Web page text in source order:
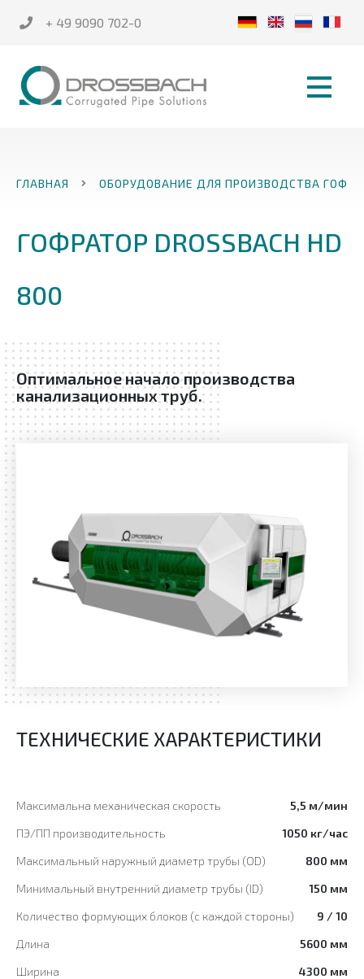
+ 49 9090 702-0
ГЛАВНАЯ ОБОРУДОВАНИЕ ДЛЯ ПРОИЗВОДСТВА
ГОФРАТОР DROSSBACH HD
800
Оптимальное начало производства
канализационных труб.
ТЕХНИЧЕСКИЕ ХАРАКТЕРИСТИКИ
Максимальна механическая скорость
5,5 м/мин
ПЭ/ПП производительность
1050 кг/час
Максимальный наружный диаметр трубы (OD)
800 мм
Минимальный внутренний диаметр трубы (ID)
150 мм
Количество формующих блоков (с каждой стороны)
9 / 10
Длина
5600 мм
Ширина
4300 мм